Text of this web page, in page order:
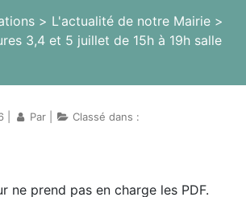
L'actualité de notre Mairie
3,4 et 5 juillet de 15h à 19h salle
| Par Classé dans :
ne prend pas en charge les PDF.